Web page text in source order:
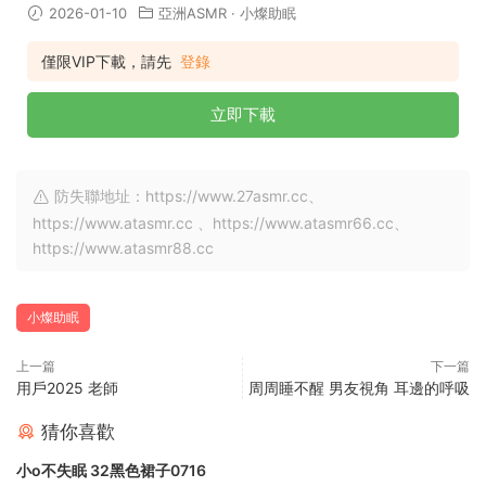
2026-01-10 亞洲ASMR · 小燦助眠
僅限VIP下載，請先 登錄
立即下載
防失聯地址：https://www.27asmr.cc、
https://www.atasmr.cc 、https://www.atasmr66.cc、
https://www.atasmr88.cc
小燦助眠
上一篇
用戶2025 老師
下一篇
周周睡不醒 男友視角 耳邊的呼吸
猜你喜歡
小o不失眠 32黑色裙子0716